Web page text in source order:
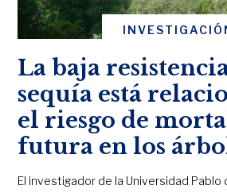
La baja
sequía está
el riesgo de
futura en los
El investigador de la Universidad Pablo